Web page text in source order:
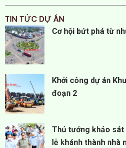
TIN TỨC DỰ ÁN
TIN TỨC DỰ ÁN
TIN TỨC DỰ ÁN
TIN TỨC DỰ ÁN
TIN TỨC DỰ ÁN
TIN TỨC DỰ ÁN
TIN TỨC DỰ ÁN
TIN TỨC DỰ ÁN
Cơ hội bứt phá từ
Khởi công dự án
đoạn 2
Thủ tướng khảo
lễ khánh thành nhà